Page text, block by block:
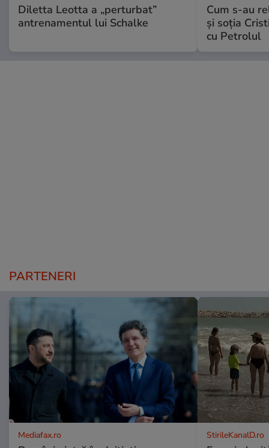
Diletta Leotta a „perturbat”
antrenamentul lui Schalke
Cum s-au
și soția
cu Petrolul
PARTENERI
Mediafax.ro StirileKanalD.ro